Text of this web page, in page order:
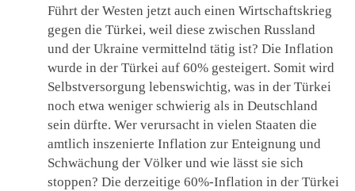
Führt der Westen jetzt auch einen Wirtschaftskrieg
gegen die Türkei, weil diese zwischen Russland
und der Ukraine vermittelnd tätig ist? Die Inflation
wurde in der Türkei auf 60% gesteigert. Somit wird
Selbstversorgung lebenswichtig, was in der Türkei
noch etwa weniger schwierig als in Deutschland
sein dürfte. Wer verursacht in vielen Staaten die
amtlich inszenierte Inflation zur Enteignung und
Schwächung der Völker und wie lässt sie sich
stoppen? Die derzeitige 60%-Inflation in der Türkei